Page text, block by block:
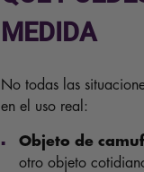
MEDIDA
No todas las
en el uso real:
Objeto de
otro objeto